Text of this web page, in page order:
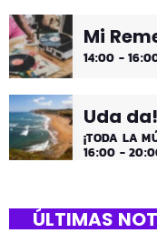
Mi
14:00 -
Uda da!
¡TODA LA
16:00 -
ÚLTIMAS